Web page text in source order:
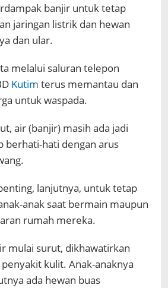
banjir untuk tetap
jaringan listrik dan hewan
dan ular.
melalui saluran telepon
Kutim terus memantau dan
untuk waspada.
air (banjir) masih ada jadi
berhati-hati dengan arus
lanjutnya, untuk tetap
anak saat bermain maupun
rumah mereka.
mulai surut, dikhawatirkan
kulit. Anak-anaknya
ada hewan buas